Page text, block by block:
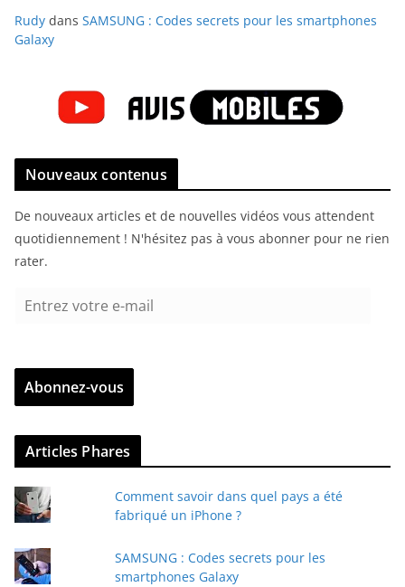
Rudy dans SAMSUNG : Codes secrets pour les smartphones
Galaxy
Nouveaux contenus
De nouveaux articles et de nouvelles vidéos vous attendent
quotidiennement ! N'hésitez pas à vous abonner pour ne rien
rater.
r
z
v
r
e
e
Abonnez-vous
Articles Phares
Comment savoir dans quel pays a été
fabriqué un iPhone ?
SAMSUNG : Codes secrets pour les
smartphones Galaxy